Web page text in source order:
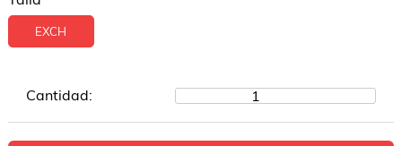
EXCH
Cantidad: 1